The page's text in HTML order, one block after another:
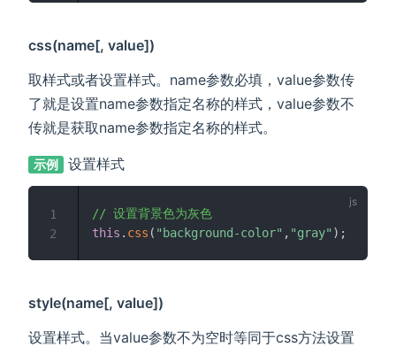
css(name[, value])
取样式或者设置样式。name参数必填，value参数传
了就是设置name参数指定名称的样式，value参数不
传就是获取name参数指定名称的样式。
示例 设置样式
// 设置背景色为灰色
this . css ( "background-color" , "gray" ) ;
1
2
style(name[, value])
设置样式。当value参数不为空时等同于css方法设置